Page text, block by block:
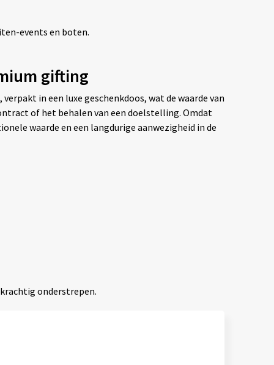
events en boten.
gifting
in een luxe geschenkdoos, wat de waarde van
of het behalen van een doelstelling. Omdat
waarde en een langdurige aanwezigheid in de
onderstrepen.